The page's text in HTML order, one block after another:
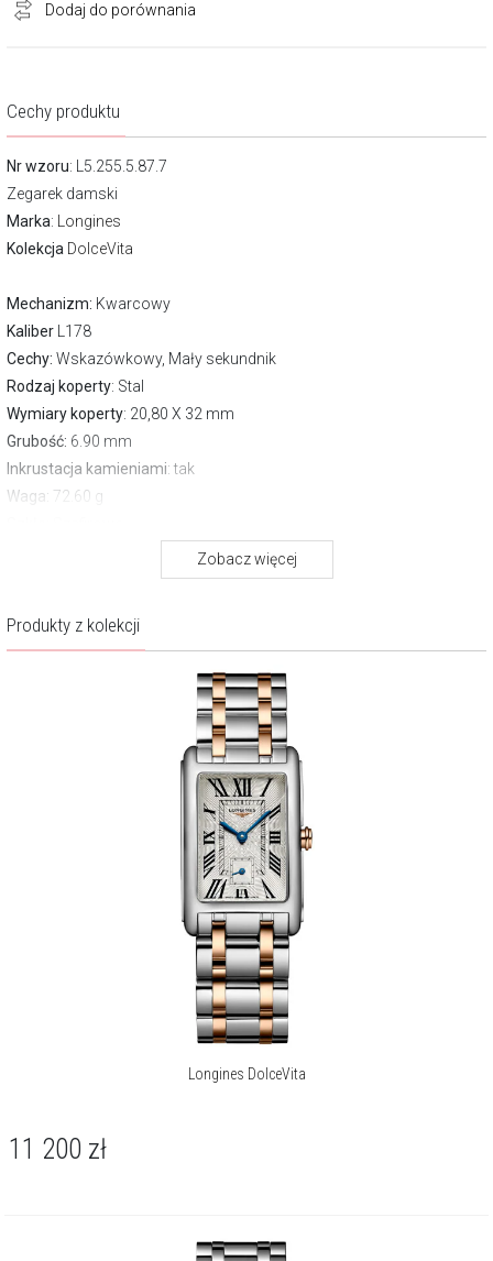
Cechy produktu
Nr wzoru: L5.255.5.87.7
Zegarek damski
Marka:
Longines
Kolekcja DolceVita
Mechanizm: Kwarcowy
Kaliber L178
Cechy: Wskazówkowy, Mały sekundnik
Rodzaj koperty: Stal
Wymiary koperty: 20,80 X 32 mm
Grubość: 6.90 mm
Inkrustacja kamieniami: tak
Waga: 72.60 g
: Bransoleta stalowa bikolor
Gwarancja producenta:
Na tarczy z białej masy perłowej rozgrywa się subtelny spektakl
światła. Opalizująca powierzchnia stanowi idealne tło dla trzynastu
brylantowych indeksów, które niczym dyskretne punkty świetlne
wyznaczają upływ czasu. Kompozycję dopełniają wskazówki z
barwionej na niebiesko stali - ich głęboki odcień elegancko
kontrastuje z perłową bielą - oraz umieszczona na godzinie szóstej
tarcza małego sekundnika, dodająca całości klasycznej symetrii.
Harmonijne proporcje prostokątnej koperty o wymiarach 20.80 x
32.00 mm to kwintesencja ponadczasowej elegancji. Wykonano ją ze
stali szlachetnej, a jej chłodny blask przełamuje ciepły akcent koronki
z 18-karatowego różowego złota. Tarczę chroni szkło szafirowe,
wysoce odporne na zarysowania. Zegarek spoczywa na nadgarstku
dzięki bransolecie, w której stalowe ogniwa połączono z elementami
potrójnym zapięciem motylkowym.
kaliber L178.2. Zapewnia on niezawodny pomiar godzin i minut,
/ 3 barów, co gwarantuje pełną ochronę przed przypadkowymi
Zobacz więcej
Dodaj do porównania
Produkty z kolekcji
Longines DolceVita
11 200 zł